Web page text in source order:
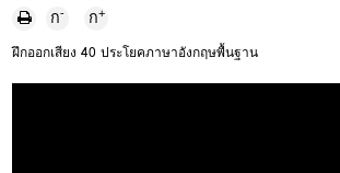
ก- ก+
ฝึกออกเสียง 40 ประโยคภาษาอังกฤษพื้นฐาน